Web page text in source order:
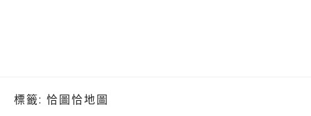
標籤: 恰圖恰地圖